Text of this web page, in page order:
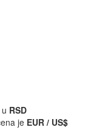
RSD
je EUR / US$